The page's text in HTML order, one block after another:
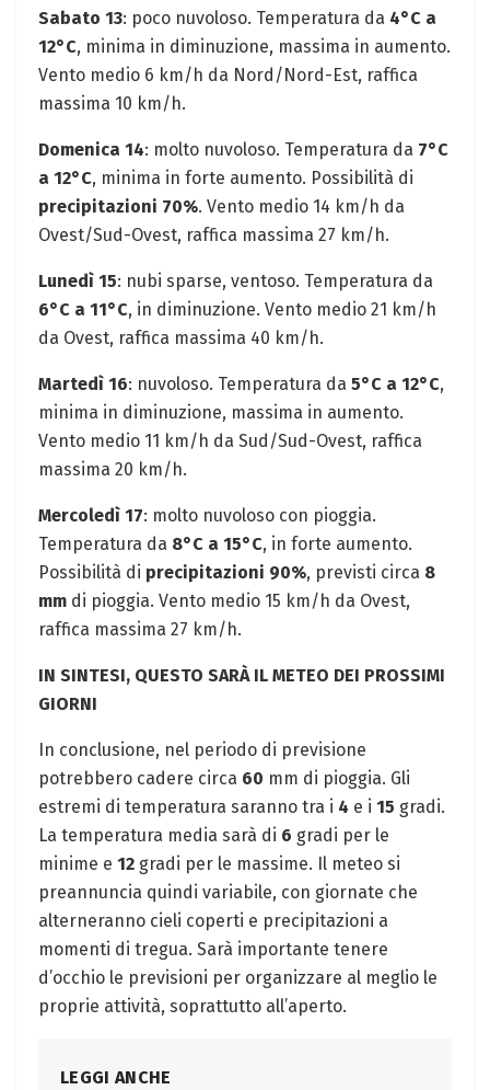
Sabato 13: poco nuvoloso. Temperatura da 4°C a
12°C, minima in diminuzione, massima in aumento.
Vento medio 6 km/h da Nord/Nord-Est, raffica
massima 10 km/h.
Domenica 14: molto nuvoloso. Temperatura da 7°C
a 12°C, minima in forte aumento. Possibilità di
precipitazioni 70%. Vento medio 14 km/h da
Ovest/Sud-Ovest, raffica massima 27 km/h.
Lunedì 15: nubi sparse, ventoso. Temperatura da
6°C a 11°C, in diminuzione. Vento medio 21 km/h
da Ovest, raffica massima 40 km/h.
Martedì 16: nuvoloso. Temperatura da 5°C a 12°C,
minima in diminuzione, massima in aumento.
Vento medio 11 km/h da Sud/Sud-Ovest, raffica
massima 20 km/h.
Mercoledì 17: molto nuvoloso con pioggia.
Temperatura da 8°C a 15°C, in forte aumento.
Possibilità di precipitazioni 90%, previsti circa 8
mm di pioggia. Vento medio 15 km/h da Ovest,
raffica massima 27 km/h.
IN SINTESI, QUESTO SARÀ IL METEO DEI PROSSIMI
GIORNI
In conclusione, nel periodo di previsione
potrebbero cadere circa 60 mm di pioggia. Gli
estremi di temperatura saranno tra i 4 e i 15 gradi.
La temperatura media sarà di 6 gradi per le
minime e 12 gradi per le massime. Il meteo si
preannuncia quindi variabile, con giornate che
alterneranno cieli coperti e precipitazioni a
momenti di tregua. Sarà importante tenere
d’occhio le previsioni per organizzare al meglio le
proprie attività, soprattutto all’aperto.
LEGGI ANCHE